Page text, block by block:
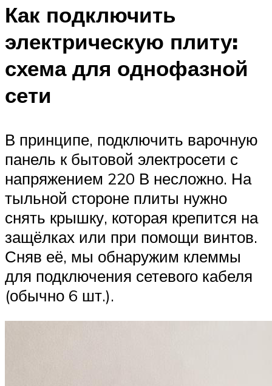
Как подключить
электрическую плиту:
схема для однофазной
сети
В принципе, подключить варочную
панель к бытовой электросети с
напряжением 220 В несложно. На
тыльной стороне плиты нужно
снять крышку, которая крепится на
защёлках или при помощи винтов.
Сняв её, мы обнаружим клеммы
для подключения сетевого кабеля
(обычно 6 шт.).